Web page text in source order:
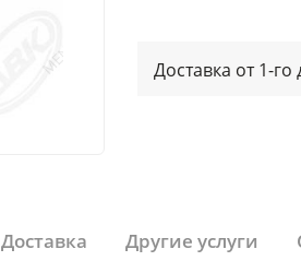
Доставка от 1-го
Доставка Другие услуги